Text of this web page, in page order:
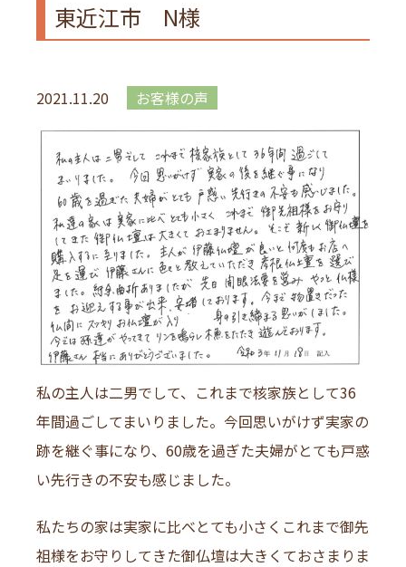
東近江市 N様
2021.11.20 お客様の声
私の主人は二男でして、これまで核家族として36
年間過ごしてまいりました。今回思いがけず実家の
跡を継ぐ事になり、60歳を過ぎた夫婦がとても戸惑
い先行きの不安も感じました。
私たちの家は実家に比べとても小さくこれまで御先
祖様をお守りしてきた御仏壇は大きくておさまりま